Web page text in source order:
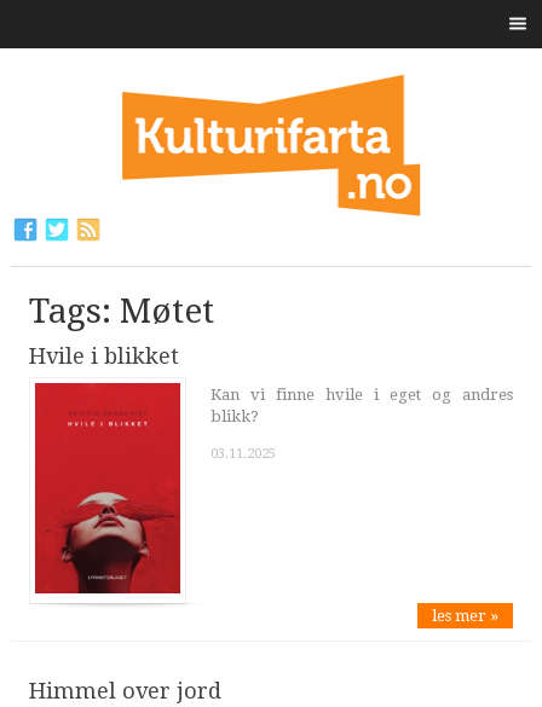
Tags: Møtet
Hvile i blikket
Kan vi finne hvile i eget og andres
blikk?
03.11.2025
les mer »
Himmel over jord